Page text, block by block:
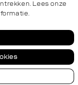
Voorwaarden
Voorbehouden
Lees onze